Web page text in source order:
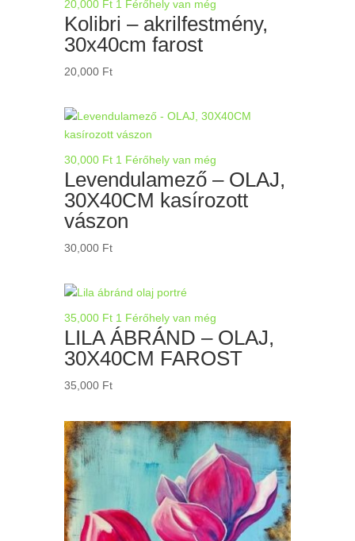
20,000 Ft 1 Férőhely van még
Kolibri – akrilfestmény,
30x40cm farost
20,000 Ft
30,000 Ft 1 Férőhely van még
Levendulamező – OLAJ,
30X40CM kasírozott
vászon
30,000 Ft
35,000 Ft 1 Férőhely van még
LILA ÁBRÁND – OLAJ,
30X40CM FAROST
35,000 Ft